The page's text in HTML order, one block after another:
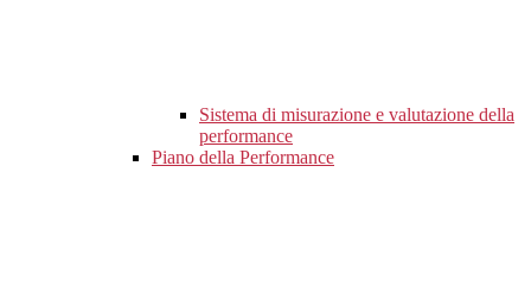
Sistema di misurazione e valutazione della
performance
Piano della Performance